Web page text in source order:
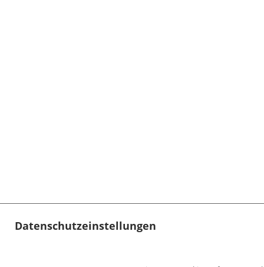
Datenschutzeinstellungen